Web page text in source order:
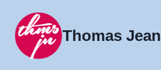
indhold
Thomas Jean